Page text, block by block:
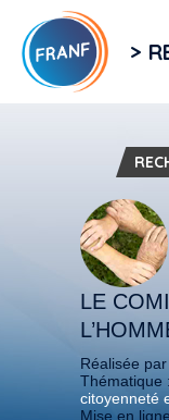
>
LE
Réalisée par
Thématique :
citoyenneté
Mise en